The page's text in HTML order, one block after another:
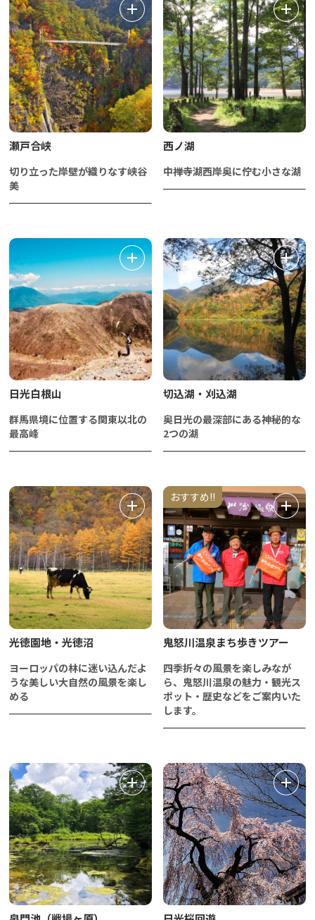
瀬戸合峡
切り立った岸壁が織りなす峡谷
美
西ノ湖
中禅寺湖西岸奥に佇む小さな湖
日光白根山
群馬県境に位置する関東以北の
最高峰
切込湖・刈込湖
奥日光の最深部にある神秘的な
2つの湖
光徳園地・光徳沼
ヨーロッパの林に迷い込んだよ
うな美しい大自然の風景を楽し
める
おすすめ!!
鬼怒川温泉まち歩きツアー
四季折々の風景を楽しみなが
ら、鬼怒川温泉の魅力・観光ス
ポット・歴史などをご案内いた
します。